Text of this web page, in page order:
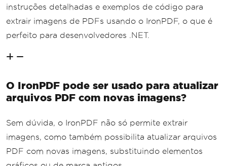
instruções detalhadas e exemplos de código para
extrair imagens de PDFs usando o IronPDF, o que é
perfeito para desenvolvedores .NET.
O IronPDF pode ser usado para atualizar
arquivos PDF com novas imagens?
Sem dúvida, o IronPDF não só permite extrair
imagens, como também possibilita atualizar arquivos
PDF com novas imagens, substituindo elementos